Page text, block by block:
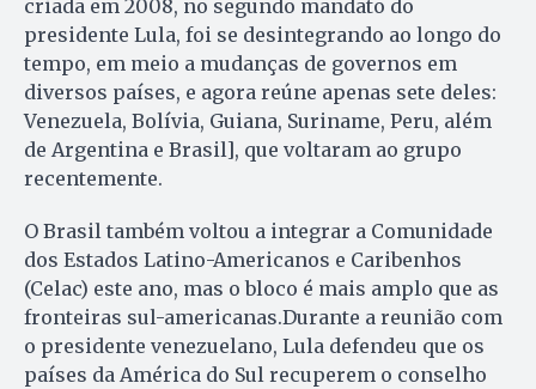
criada em 2008, no segundo mandato do
presidente Lula, foi se desintegrando ao longo do
tempo, em meio a mudanças de governos em
diversos países, e agora reúne apenas sete deles:
Venezuela, Bolívia, Guiana, Suriname, Peru, além
de Argentina e Brasil], que voltaram ao grupo
recentemente.
O Brasil também voltou a integrar a Comunidade
dos Estados Latino-Americanos e Caribenhos
(Celac) este ano, mas o bloco é mais amplo que as
fronteiras sul-americanas.Durante a reunião com
o presidente venezuelano, Lula defendeu que os
países da América do Sul recuperem o conselho